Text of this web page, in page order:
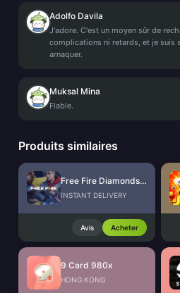
Adolfo Davila
J'adore. C'est un moyen sûr de
complications ni retards, et je suis
arnaquer.
Muksal Mina
Fiable.
Produits similaires
Free Fire Diamonds EU + TR
INSTANT DELIVERY
Avis Acheter
9 Card 980x
HONG KONG